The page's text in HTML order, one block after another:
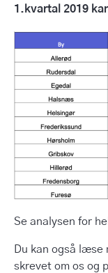
1.kvartal 2019
Se analysen for
Du kan også
skrevet om os og